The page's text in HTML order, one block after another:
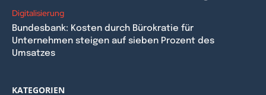
Digitalisierung
Bundesbank: Kosten durch Bürokratie für
Unternehmen steigen auf sieben Prozent des
Umsatzes
KATEGORIEN